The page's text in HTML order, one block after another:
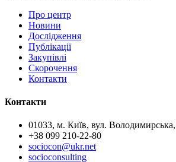
Про центр
Новини
Дослідження
Публікації
Закупівлі
Скорочення
Контакти
Контакти
01033, м. Київ, вул.
+38 099 210-22-80
sociocon@ukr.net
socioconsulting